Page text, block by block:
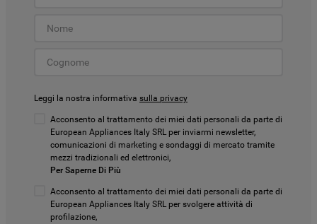
Leggi la nostra informativa sulla privacy
Acconsento al trattamento dei miei dati personali da parte di
European Appliances Italy SRL per inviarmi newsletter,
comunicazioni di marketing e sondaggi di mercato tramite
mezzi tradizionali ed elettronici,
Per Saperne Di Più
Acconsento al trattamento dei miei dati personali da parte di
European Appliances Italy SRL per svolgere attività di
profilazione,